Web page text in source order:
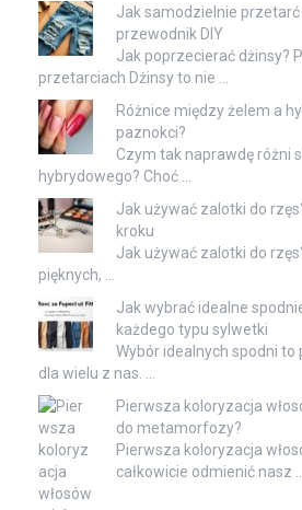
Jak samodzielnie
przewodnik DIY
Jak poprzecierać dżinsy?
przetarciach Dżinsy to nie …
Różnice między żelem a
paznokci?
Czym tak naprawdę różni
hybrydowego? Choć …
Jak używać zalotki do
kroku
Jak używać zalotki do
pięknych, …
Jak wybrać idealne
każdego typu sylwetki
Wybór idealnych spodni
dla wielu z nas. …
Pierwsza koloryzacja
do metamorfozy?
Pierwsza koloryzacja
całkowicie odmienić nasz